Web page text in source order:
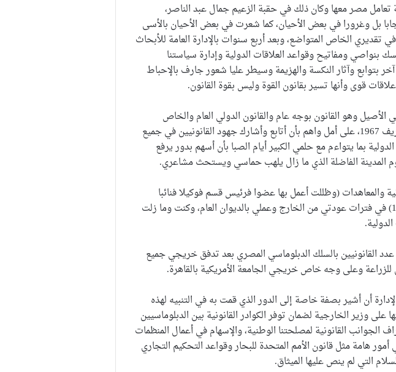
تعامل مصر معها وكان ذلك في حقبة الزعيم جمال عبد الناصر،
بل وغرورا في بعض الأحيان، كما شعرت في بعض الأحيان بالأسى
تقديري الخاص المتواضع، وبعد أربع سنوات بالإدارة العامة للأبحاث
ومفاتيح وقواعد العلاقات الدولية وإدارة سياستنا
بتوابع وآثار النكسة والهزيمة وسيطر عليا شعور جارف بالإحباط
قوى وأنها تسير بقانون القوة وليس بقوة القانون.
وهو القانون بوجه عام والقانون الدولي العام والخاص
والمنظمات الدولية، وعند عودتي من بغداد في خريف 1967، على أمل واهم بأن أتابع وأشارك جهود القانونيين في جميع
بما يتواءم مع حلمي الكبير أيام الصبا بأن أسهم بدور يرفع
المدينة الفاضلة الذي ما زال يلهب حماسي ويستحث مشاعري.
والمعاهدات (وظللت أعمل بها عضوا فرئيس قسم فوكيلا فنائبا
للمدير من 1967 إلى 1990 فمديرا عاما 1986-1990) في فترات عودتي من الخارج وعملي بالديوان العام، وكنت وما زلت
القانونيين بالسلك الدبلوماسي المصري بعد تدفق خريجي جميع
وعلى وجه خاص خريجي الجامعة الأمريكية بالقاهرة.
أن أشير بصفة خاصة إلى الدور الذي قمت به في التنبيه لهذه
على وزير الخارجية لضمان توفر الكوادر القانونية بين الدبلوماسيين
القانونية لمصلحتنا الوطنية، والإسهام في أعمال المنظمات
هامة مثل قانون الأمم المتحدة للبحار وقواعد التحكيم التجاري
التي لم ينص عليها الميثاق.